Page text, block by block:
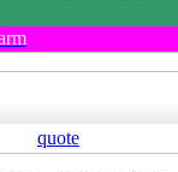
quote